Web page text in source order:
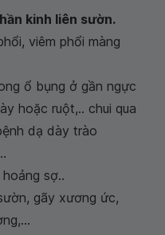
kinh liên sườn.
viêm phổi màng
ổ bụng ở gần ngực
hoặc ruột,.. chui qua
dạ dày trào
sợ..
gãy xương ức,